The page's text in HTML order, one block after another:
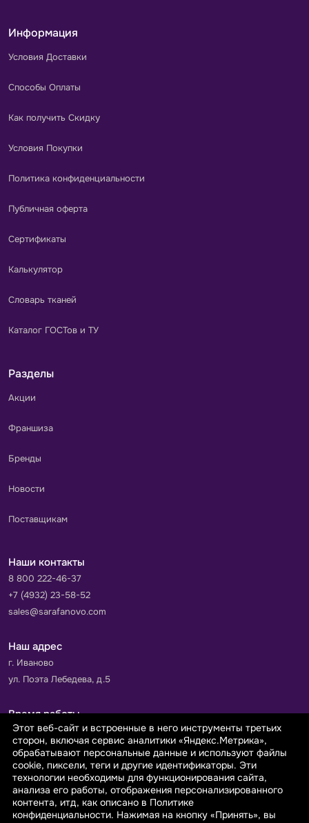
Информация
Условия Доставки
Способы Оплаты
Как получить Скидку
Условия Покупки
Политика конфиденциальности
Публичная оферта
Сертификаты
Калькулятор
Словарь тканей
Каталог ГОСТов и ТУ
Разделы
Акции
Франшиза
Бренды
Новости
Поставщикам
Наши контакты
8 800 222-46-37
+7 (4932) 23-58-52
sales@sarafanovo.com
Наш адрес
г. Иваново
ул. Поэта Лебедева, д.5
Время работы
Пн-Пт с 9.00 до 18.00
Сб-Вс: выходной
Принимаем к оплате
Этот веб-сайт и встроенные в него инструменты третьих
сторон, включая сервис аналитики «Яндекс.Метрика»,
обрабатывают персональные данные и используют файлы
cookie, пиксели, теги и другие идентификаторы. Эти
технологии необходимы для функционирования сайта,
анализа его работы, отображения персонализированного
контента, итд, как описано в Политике
конфиденциальности. Нажимая на кнопку «Принять», вы